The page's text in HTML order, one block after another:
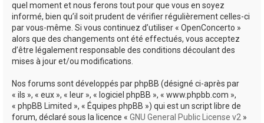
quel moment et nous ferons tout pour que vous en soyez
informé, bien qu’il soit prudent de vérifier régulièrement celles-ci
par vous-même. Si vous continuez d’utiliser « OpenConcerto »
alors que des changements ont été effectués, vous acceptez
d’être légalement responsable des conditions découlant des
mises à jour et/ou modifications.
Nos forums sont développés par phpBB (désigné ci-après par
« ils », « eux », « leur », « logiciel phpBB », « www.phpbb.com »,
« phpBB Limited », « Équipes phpBB ») qui est un script libre de
forum, déclaré sous la licence « GNU General Public License v2 »